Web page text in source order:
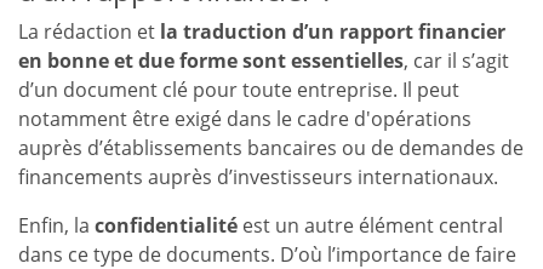
La rédaction et la traduction d’un rapport financier
en bonne et due formesont essentielles, car il s’agit
d’un document clé pour toute entreprise. Il peut
notamment être exigé dans le cadre d'opérations
auprès d’établissements bancaires ou de demandes de
financements auprès d’investisseurs internationaux.
Enfin, la confidentialité est un autre élément central
dans ce type de documents. D’où l’importance de faire